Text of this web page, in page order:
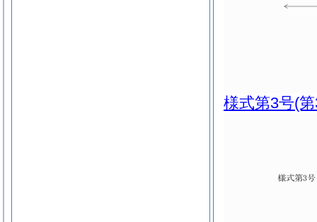
様式第3号(